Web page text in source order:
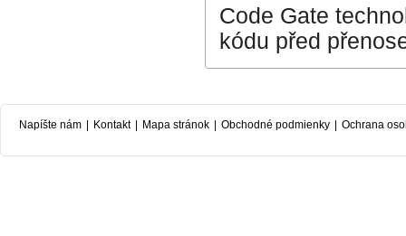
Code Gate
kódu před
Napíšte nám | Kontakt | Mapa stránok | Obchodné podmienky | Ochrana